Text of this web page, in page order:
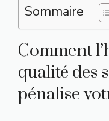
Sommaire
Comment
qualité des
pénalise